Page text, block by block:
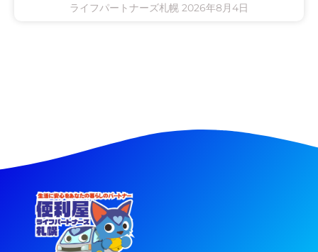
ライフパートナーズ札幌 2026年8月4日